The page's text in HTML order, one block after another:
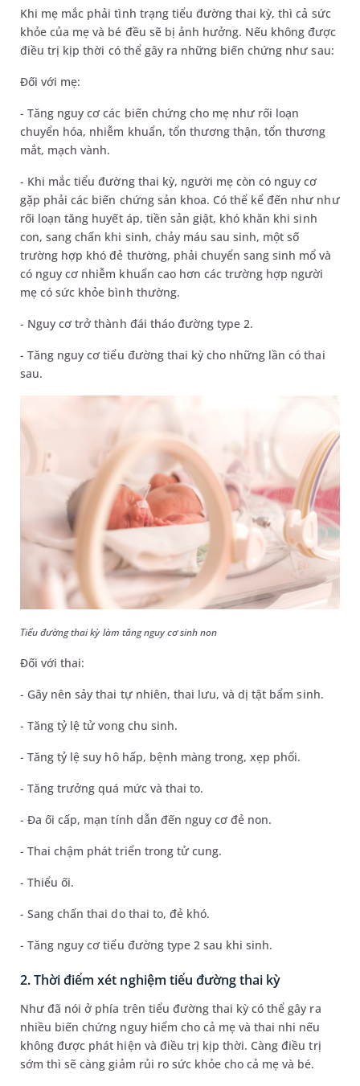
Khi mẹ mắc phải tình trạng tiểu đường thai kỳ, thì cả sức
khỏe của mẹ và bé đều sẽ bị ảnh hưởng. Nếu không được
điều trị kịp thời có thể gây ra những biến chứng như sau:
Đối với mẹ:
- Tăng nguy cơ các biến chứng cho mẹ như rối loạn
chuyển hóa, nhiễm khuẩn, tổn thương thận, tổn thương
mắt, mạch vành.
- Khi mắc tiểu đường thai kỳ, người mẹ còn có nguy cơ
gặp phải các biến chứng sản khoa. Có thể kể đến như như
rối loạn tăng huyết áp, tiền sản giật, khó khăn khi sinh
con, sang chấn khi sinh, chảy máu sau sinh, một số
trường hợp khó đẻ thường, phải chuyển sang sinh mổ và
có nguy cơ nhiễm khuẩn cao hơn các trường hợp người
mẹ có sức khỏe bình thường.
- Nguy cơ trở thành đái tháo đường type 2.
- Tăng nguy cơ tiểu đường thai kỳ cho những lần có thai
sau.
Tiểu đường thai kỳ làm tăng nguy cơ sinh non
Đối với thai:
- Gây nên sảy thai tự nhiên, thai lưu, và dị tật bẩm sinh.
- Tăng tỷ lệ tử vong chu sinh.
- Tăng tỷ lệ suy hô hấp, bệnh màng trong, xẹp phổi.
- Tăng trưởng quá mức và thai to.
- Đa ối cấp, mạn tính dẫn đến nguy cơ đẻ non.
- Thai chậm phát triển trong tử cung.
- Thiểu ối.
- Sang chấn thai do thai to, đẻ khó.
- Tăng nguy cơ tiểu đường type 2 sau khi sinh.
2. Thời điểm xét nghiệm tiểu đường thai kỳ
Như đã nói ở phía trên tiểu đường thai kỳ có thể gây ra
nhiều biến chứng nguy hiểm cho cả mẹ và thai nhi nếu
không được phát hiện và điều trị kịp thời. Càng điều trị
sớm thì sẽ càng giảm rủi ro sức khỏe cho cả mẹ và bé.